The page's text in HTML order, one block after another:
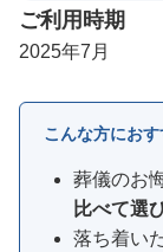
ご利用時期
2025年7月
こんな方にお
葬儀のお
比べて選
落ち着い